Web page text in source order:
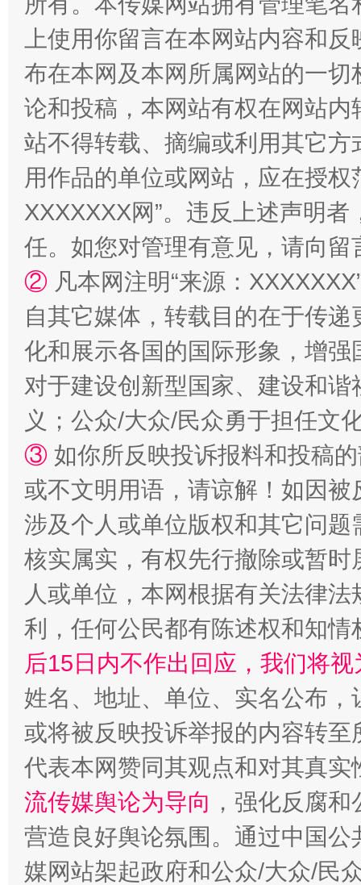
招工难、用工荒背后
网上购药对药下症？
这是一记警钟！ 谢
在谋一域中谋全局
今
上使用你留言在本网站内容和
布在本网及本网所属网站的一
论和投稿，本网站有权在网站
站不得转载、摘编或利用其它
用作品的单位或网站，应在授
XXXXXXX网”。违反上述声明
任。如您对管理有意见，请向
② 凡本网注明“来源：
自其它媒体，转载目的在于传
化和展示各国的国际形象，增
对于建设创新型国家、建设和
义；公众/大众/民众勇于担任文
③ 如你所反映投诉报料和投稿
或不文明用语，请谅解！如因
涉及个人或单位版权和其它问题
核实属实，有权先行撤除或暂
人或单位，本网根据有关法律
利，任何公民都有陈述权和知情
后15日内不作出回应，我们将
姓名、地址、单位、实名公布
或将被反映投诉举报的内容转
代表本网赞同其观点和对其真实
流传媒舆论为导向 ，强化反腐
营造良好舆论氛围。通过中国
媒网站架起政府和公众/大众/民